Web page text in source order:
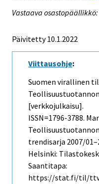
Vastaava
Päivitetty 10.1.2022
Viittausohje:
Suomen virallinen
[verkkojulkaisu].
ISSN=1796-3788.
trendisarja 2007/
Helsinki:
Saantitapa:
https://stat.fi/til/ttvi/